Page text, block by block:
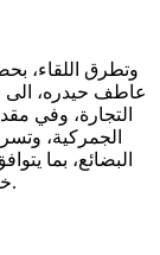
وتطرق اللقاء،
عاطف حيدره، الى
التجارة، وفي
الجمركية،
البضائع، بما
خفض التكاليف وتعزيز انسياب السلع إلى الأسواق.